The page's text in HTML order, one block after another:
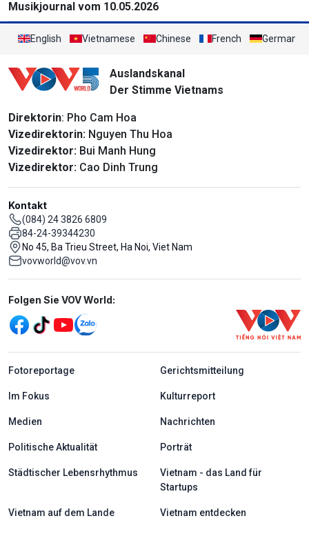
Musikjournal vom 10.05.2026
English Vietnamese Chinese French German
Auslandskanal
Der Stimme Vietnams
Direktorin: Pho Cam Hoa
Vizedirektorin: Nguyen Thu Hoa
Vizedirektor: Bui Manh Hung
Vizedirektor: Cao Dinh Trung
Kontakt
(084) 24 3826 6809
84-24-39344230
No 45, Ba Trieu Street, Ha Noi, Viet Nam
vovworld@vov.vn
Mạng xã hội
Folgen Sie VOV World:
menu footer tiếng Đức
Fotoreportage Gerichtsmitteilung
Im Fokus Kulturreport
Medien Nachrichten
Politische Aktualität Porträt
Städtischer Lebensrhythmus
Vietnam - das Land für
Startups
Vietnam auf dem Lande Vietnam entdecken